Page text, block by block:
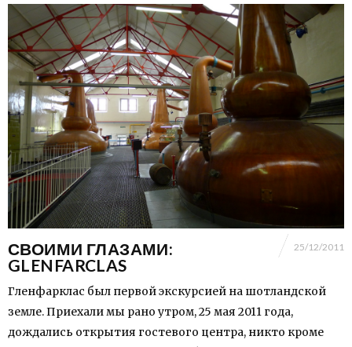
СВОИМИ ГЛАЗАМИ:
GLENFARCLAS
25/12/2011
Гленфарклас был первой экскурсией на шотландской
земле. Приехали мы рано утром, 25 мая 2011 года,
дождались открытия гостевого центра, никто кроме